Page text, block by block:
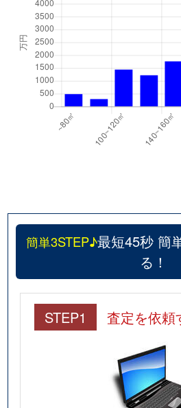
簡単3STEP♪最短45秒 簡
る！
STEP1 査定を依頼